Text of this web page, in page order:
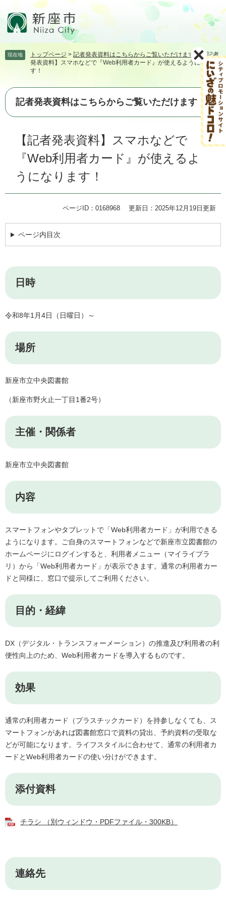
頭飛
て
文
現在地 トップページ > 記者発表資料はこちらからご覧いただけます >【記者
発表資料】スマホなどで『Web利用者カード』が使えるようになりま
す！
記者発表資料はこちらからご覧いただけます
【記者発表資料】スマホなどで
『Web利用者カード』が使えるよ
うになります！
ページID：0168968 更新日：2025年12月19日更新
ページ内目次
日時
令和8年1月4日（日曜日）～
場所
新座市立中央図書館
（新座市野火止一丁目1番2号）
主催・関係者
新座市立中央図書館
内容
​スマートフォンやタブレットで「Web利用者カード」が利用できる
ようになります。ご自身のスマートフォンなどで新座市立図書館の
ホームページにログインすると、利用者メニュー（マイライブラ
リ）から「Web利用者カード」が表示できます。通常の利用者カー
ドと同様に、窓口で提示してご利用ください。
目的・経緯
DX（デジタル・トランスフォーメーション）の推進及び利用者の利
便性向上のため、Web利用者カードを導入するものです。
効果
通常の利用者カード（プラスチックカード）を持参しなくても、ス
マートフォンがあれば図書館窓口で資料の貸出、予約資料の受取な
どが可能になります。ライフスタイルに合わせて、通常の利用者カ
ードとWeb利用者カードの使い分けができます。
添付資料
チラシ （別ウィンドウ・PDFファイル・300KB）
連絡先